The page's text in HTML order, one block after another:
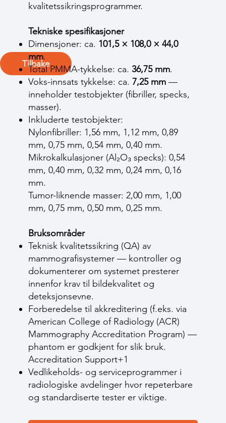
Tilbake
kvalitetssikringsprogrammer.
Tekniske spesifikasjoner
Dimensjoner: ca. 101,5 × 108,0 × 44,0
mm.
Total PMMA-tykkelse: ca. 36,75 mm.
Voks-innsats tykkelse: ca. 7,25 mm —
inneholder testobjekter (fibriller, specks,
masser).
Inkluderte testobjekter:
Nylonfibriller: 1,56 mm, 1,12 mm, 0,89
mm, 0,75 mm, 0,54 mm, 0,40 mm.
Mikrokalkulasjoner (Al₂O₃ specks): 0,54
mm, 0,40 mm, 0,32 mm, 0,24 mm, 0,16
mm.
Tumor-liknende masser: 2,00 mm, 1,00
mm, 0,75 mm, 0,50 mm, 0,25 mm.
Bruksområder
Teknisk kvalitetssikring (QA) av
mammografisystemer — kontroller og
dokumenterer om systemet presterer
innenfor krav til bildekvalitet og
deteksjonsevne.
Forberedelse til akkreditering (f.eks. via
American College of Radiology (ACR)
Mammography Accreditation Program) —
phantom er godkjent for slik bruk.
Accreditation Support+1
Vedlikeholds- og serviceprogrammer i
radiologiske avdelinger hvor repeterbare
og standardiserte tester er viktige.